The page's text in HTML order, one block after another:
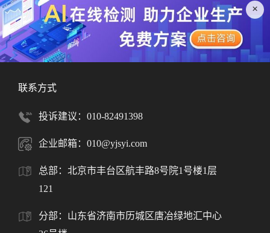
×
联系方式
投诉建议：010-82491398
企业邮箱：010@yjsyi.com
总部：北京市丰台区航丰路8号院1号楼1层
121
分部：山东省济南市历城区唐冶绿地汇中心